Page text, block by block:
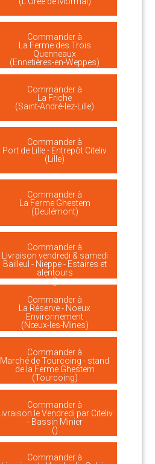
Commander à
La Ferme des Trois
Quenneaux
(Ennetières-en-Weppes)
Commander à
La Friche
(Saint-André-lez-Lille)
Commander à
Port de Lille - Entrepôt Citeliv
(Lille)
Commander à
La Ferme Ghestem
(Deulémont)
Commander à
Livraison vendredi & samedi
Bailleul - Nieppe - Estaires et
alentours
()
Commander à
La Réserve - Noeux
Environnement
(Nœux-les-Mines)
Commander à
Marché de Tourcoing - stand
de la Ferme Ghestem
(Tourcoing)
Commander à
Livraison le Vendredi par Citeliv
- Bassin Minier
()
Commander à